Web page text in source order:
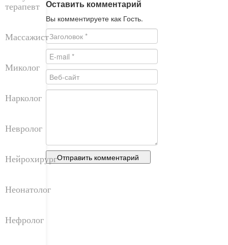
Оставить комментарий
Вы комментируете как Гость.
терапевт
Массажист
Миколог
Нарколог
Невролог
Нейрохирург
Неонатолог
Нефролог